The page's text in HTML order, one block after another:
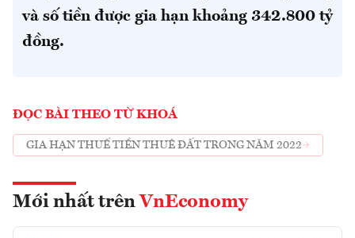
và số tiền được gia hạn khoảng 342.800 tỷ
đồng.
ĐỌC BÀI THEO TỪ KHOÁ
GIA HẠN THUẾ TIỀN THUÊ ĐẤT TRONG NĂM 2022
Mới nhất trên VnEconomy